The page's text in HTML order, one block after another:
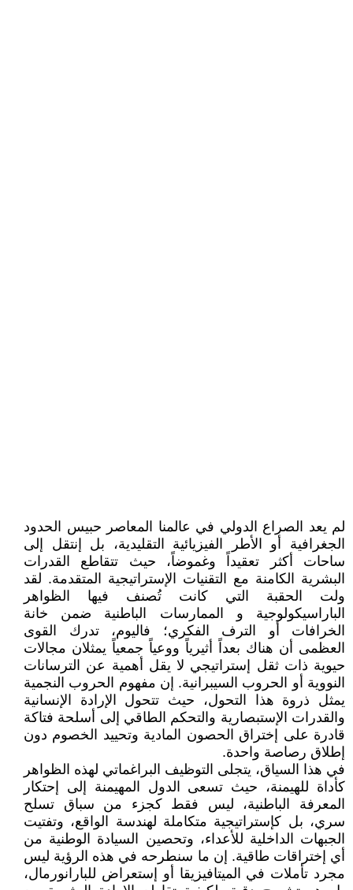
لم يعد الصراع الدولي في عالمنا المعاصر حبيس الحدود
الجغرافية أو الأطر الفيزيائية التقليدية، بل إنتقل إلى
ساحات أكثر تعقيداً وغموضاً، حيث تتقاطع القدرات
البشرية الكامنة مع التقنيات الإستراتيجية المتقدمة. لقد
ولت الحقبة التي كانت تُصنف فيها الظواهر
الباراسيكولوجية و الممارسات الباطنية ضمن خانة
الخرافات أو الترف الفكري؛ فاليوم، تدرك القوى
العظمى أن هناك بعداً أثيرياً ووعياً جمعياً يمثلان مجالات
حيوية ذات ثقل إستراتيجي لا يقل أهمية عن الترسانات
النووية أو الحروب السيبرانية. إن مفهوم الحروب النجمية
يمثل ذروة هذا التحول، حيث تتحول الإرادة الإنسانية
والقدرات الإستبصارية والتحكم الطاقي إلى أسلحة فتاكة
قادرة على إختراق الحصون المادية وتحييد الخصوم دون
إطلاق رصاصة واحدة.
في هذا السياق، يتجلى التوظيف البراغماتي لهذه الظواهر
كأداة للهيمنة، حيث تسعى الدول المهيمنة إلى إحتكار
المعرفة الباطنية، ليس فقط كجزء من سباق تسلح
سري، بل كإستراتيجية متكاملة لهندسة الواقع، وتفتيت
الجبهات الداخلية للأعداء، وتحصين السيادة الوطنية من
أي إختراقات طاقية. إن ما سنطرحه في هذه الرؤية ليس
مجرد تأملات في الميتافيزيقا أو إستعراض للبارانورمال،